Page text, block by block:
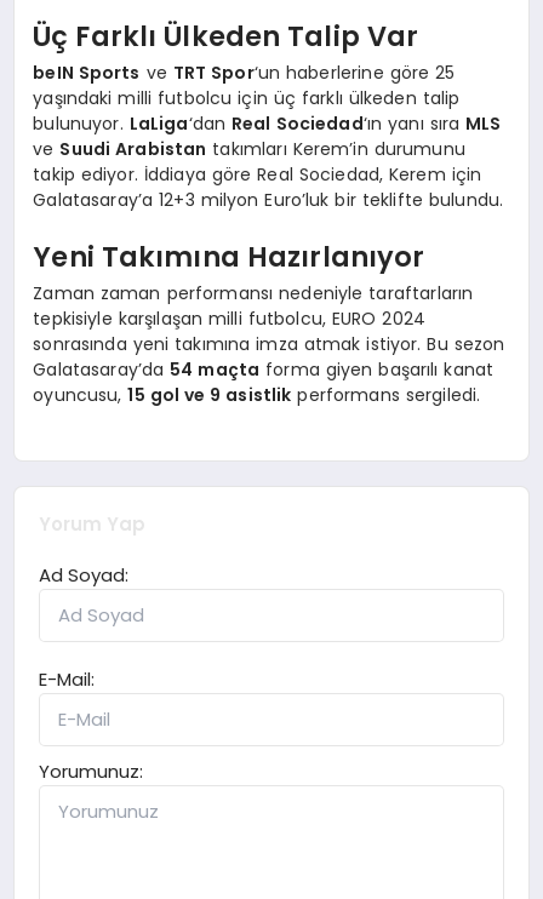
Üç Farklı Ülkeden Talip Var
beIN Sports ve TRT Spor‘un haberlerine göre 25
yaşındaki milli futbolcu için üç farklı ülkeden talip
bulunuyor. LaLiga‘dan Real Sociedad‘ın yanı sıra MLS
ve Suudi Arabistan takımları Kerem’in durumunu
takip ediyor. İddiaya göre Real Sociedad, Kerem için
Galatasaray’a 12+3 milyon Euro’luk bir teklifte bulundu.
Yeni Takımına Hazırlanıyor
Zaman zaman performansı nedeniyle taraftarların
tepkisiyle karşılaşan milli futbolcu, EURO 2024
sonrasında yeni takımına imza atmak istiyor. Bu sezon
Galatasaray’da 54 maçta forma giyen başarılı kanat
oyuncusu,15 gol ve 9 asistlik performans sergiledi.
Yorum Yap
Ad Soyad:
E-Mail:
Yorumunuz: